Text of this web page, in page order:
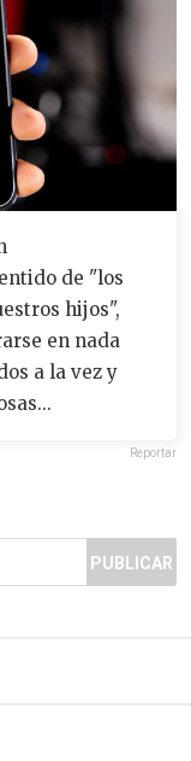
de "los
hijos",
en nada
a la vez y
Reportar
PUBLICAR